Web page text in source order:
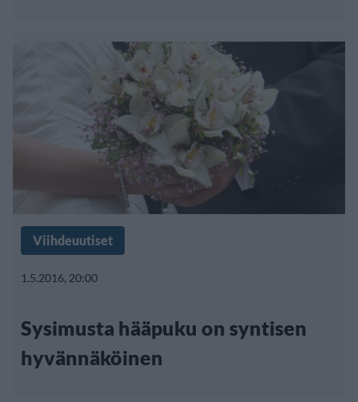
Viihdeuutiset
1.5.2016, 20:00
Sysimusta hääpuku on syntisen
hyvännäköinen